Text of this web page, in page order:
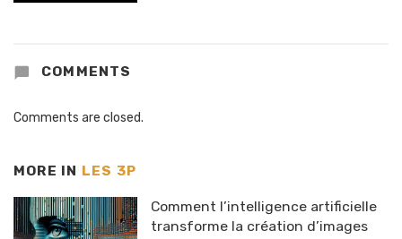
COMMENTS
Comments are closed.
MORE IN LES 3P
Comment l’intelligence artificielle
transforme la création d’images